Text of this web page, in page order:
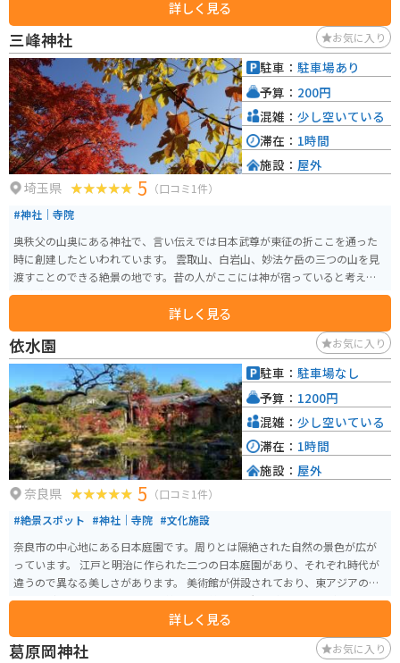
「禅室」です。本堂の屋根には、飛鳥時代の瓦が現存しており、約1400年の
歴史を感じさせます。 また、極楽坊の周辺には四季折々の花が咲き誇り、静
かで落ち着いた雰囲気の中で仏教の歴史に触れることができます。毎年8月に
は「地蔵会万灯供養」が行われ、境内が無数の灯籠で照らされる幻想的な光
景が広がります。歴史好きや仏教文化に興味がある方にとって、訪れる価値の
ある場所です。駐車場はありませんが、観光地なので、青空パーキングが周
辺にあります。
詳しく見る
三峰神社 お気に入り
埼玉県 5 （口コミ1件）
#神社｜寺院
奥秩父の山奥にある神社で、言い伝えでは日本武尊が東征の折ここを通った
時に創建したといわれています。 雲取山、白岩山、妙法ケ岳の三つの山を見
渡すことのできる絶景の地です。昔の人がここには神が宿っていると考えた
のも納得のスポットです。
詳しく見る
駐車： 駐車場あり
予算： 200円
混雑： 少し空いている
滞在： 1時間
施設： 屋外
依水園 お気に入り
奈良県 5 （口コミ1件）
#絶景スポット #神社｜寺院 #文化施設
奈良市の中心地にある日本庭園です。周りとは隔絶された自然の景色が広が
っています。 江戸と明治に作られた二つの日本庭園があり、それぞれ時代が
違うので異なる美しさがあります。 美術館が併設されており、東アジアの美
術品などを展示しています。 季節ごとに美しい景観を楽しむことができま
す。近くに東大寺や奈良公園も隣接しているため、周囲の観光スポットと合
わせて回ることができます。周辺道路は鹿が歩き回っているので、速度に気
をつけて走行するようにしてください。
詳しく見る
駐車： 駐車場なし
予算： 1200円
混雑： 少し空いている
滞在： 1時間
施設： 屋外
葛原岡神社 お気に入り